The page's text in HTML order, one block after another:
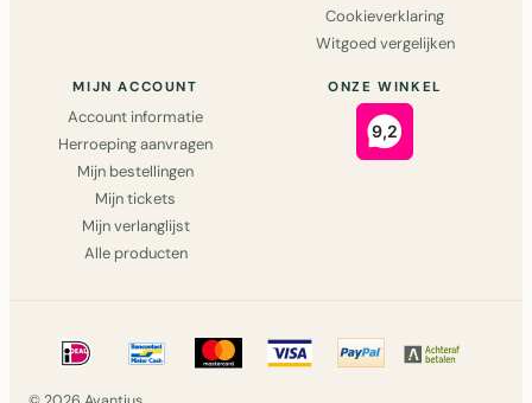
Cookieverklaring
Witgoed vergelijken
MIJN ACCOUNT
Account informatie
Herroeping aanvragen
Mijn bestellingen
Mijn tickets
Mijn verlanglijst
Alle producten
ONZE WINKEL